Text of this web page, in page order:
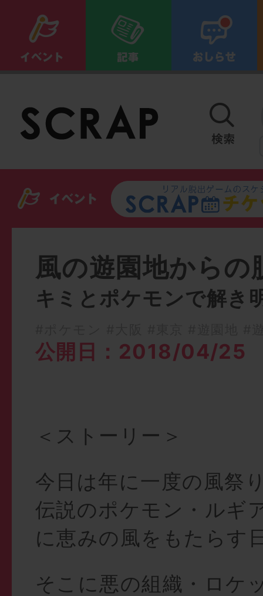
風の遊園地からの
キミとポケモンで解き
公開日：2018/04/25
＜ストーリー＞
今日は年に一度の風祭
伝説のポケモン・ルギ
に恵みの風をもたらす
そこに悪の組織・ロケ